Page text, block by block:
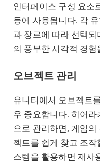
인터페이스 구성 요소
등에 사용됩니다. 각
과 장르에 따라 선택
의 풍부한 시각적 경
오브젝트 관리
유니티에서 오브젝트
우 중요합니다. 히어
으로 관리하면, 게임
젝트를 쉽게 찾고 조
스템을 활용하면 재사